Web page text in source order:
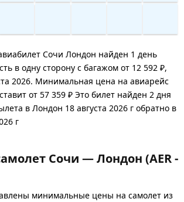
Сочи Лондон найден 1 день
в одну сторону с багажом от 12 592 ₽,
2026. Минимальная цена на авиарейс
от 57 359 ₽ Это билет найден 2 дня
в Лондон 18 августа 2026 г обратно в
г
Сочи — Лондон (AER -
минимальные цены на самолет из